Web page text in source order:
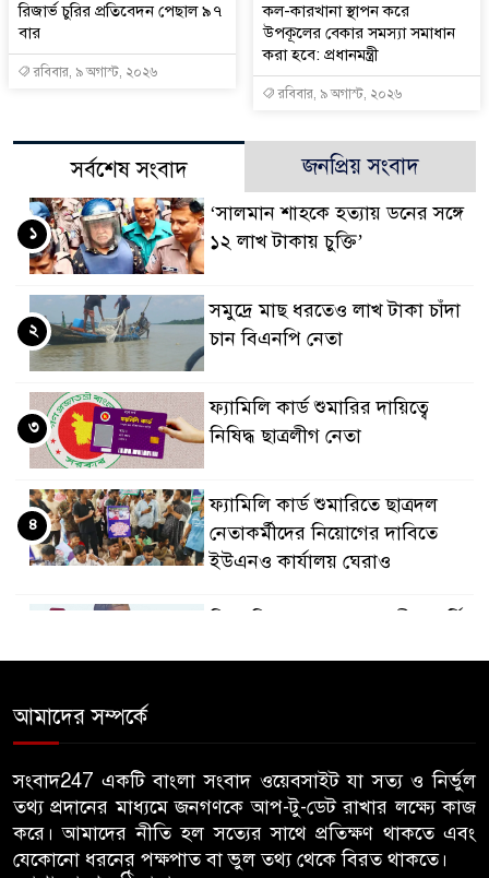
রিজার্ভ চুরির প্রতিবেদন পেছাল ৯৭
বার
রবিবার, ৯ অগাস্ট, ২০২৬
কল-কারখানা স্থাপন করে
উপকূলের বেকার সমস্যা সমাধান
করা হবে: প্রধানমন্ত্রী
রবিবার, ৯ অগাস্ট, ২০২৬
সর্বশেষ সংবাদ জনপ্রিয় সংবাদ
‘সালমান শাহকে হত্যায় ডনের সঙ্গে
১২ লাখ টাকায় চুক্তি’
১
সমু‌দ্রে মাছ ধরতেও লাখ টাকা চাঁদা
চান বিএনপি নেতা
২
ফ্যামিলি কার্ড শুমারির দায়িত্বে
নিষিদ্ধ ছাত্রলীগ নেতা
৩
ফ্যামিলি কার্ড শুমারিতে ছাত্রদল
নেতাকর্মীদের নিয়োগের দাবিতে
ইউএনও কার্যালয় ঘেরাও
৪
কল-কারখানা স্থাপন করে উপকূলের
বেকার সমস্যা সমাধান করা হবে:
৭
আমাদের সম্পর্কে
সংবাদ247 একটি বাংলা সংবাদ ওয়েবসাইট যা সত্য ও নির্ভুল
তথ্য প্রদানের মাধ্যমে জনগণকে আপ-টু-ডেট রাখার লক্ষ্যে কাজ
করে। আমাদের নীতি হল সত্যের সাথে প্রতিক্ষণ থাকতে এবং
যেকোনো ধরনের পক্ষপাত বা ভুল তথ্য থেকে বিরত থাকতে।